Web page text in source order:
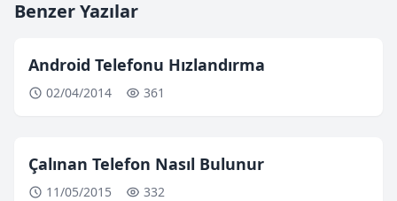
Benzer Yazılar
Android Telefonu Hızlandırma
02/04/2014 361
Çalınan Telefon Nasıl Bulunur
11/05/2015 332